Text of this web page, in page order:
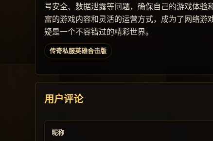
号安全、数据泄露等问题，确保自己的游戏体
富的游戏内容和灵活的运营方式，成为了网络
疑是一个不容错过的精彩世界。
传奇私服英雄合击版
用户评论
昵称